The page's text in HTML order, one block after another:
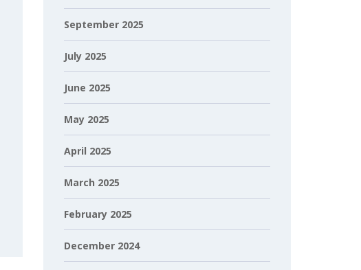
September 2025
July 2025
June 2025
May 2025
April 2025
March 2025
February 2025
December 2024